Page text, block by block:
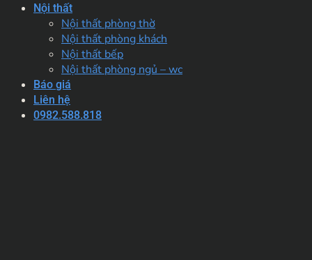
Nội thất
Nội thất phòng thờ
Nội thất phòng khách
Nội thất bếp
Nội thất phòng ngủ – wc
Báo giá
Liên hệ
0982.588.818